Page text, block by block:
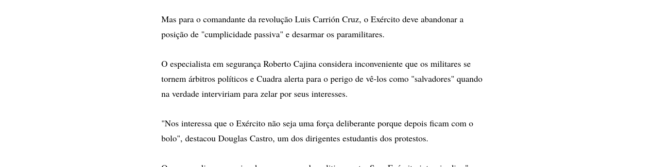
Mas para o comandante da revolução Luis Carrión Cruz, o Exército deve abandonar a
posição de "cumplicidade passiva" e desarmar os paramilitares.
O especialista em segurança Roberto Cajina considera inconveniente que os militares se
tornem árbitros políticos e Cuadra alerta para o perigo de vê-los como "salvadores" quando
na verdade interviriam para zelar por seus interesses.
"Nos interessa que o Exército não seja uma força deliberante porque depois ficam com o
bolo", destacou Douglas Castro, um dos dirigentes estudantis dos protestos.